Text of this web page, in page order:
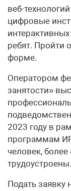
веб-
цифровые
ребят. Пройти
форме.
Оператором
занятости»
2023 году в
программам
человек,
трудоустроены.
Подать заявку